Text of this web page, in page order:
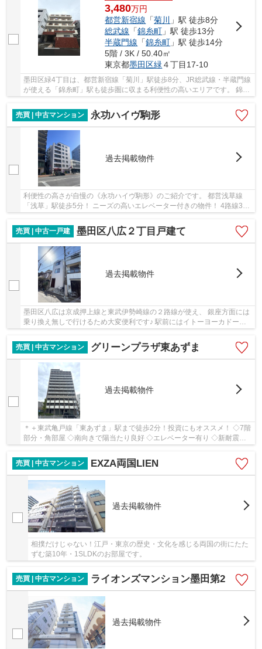
3,480万円
都営新宿線 「菊川
」駅 徒歩8分
総武線 「錦糸町 」駅 徒歩13分
半蔵門線 「錦糸町 」駅 徒歩14分
5階 / 3K / 50.40㎡
東京都墨田区緑 ４丁目17-10
墨田区緑4丁目は、都営新宿線「菊川」駅徒歩8分、JR総武線・半蔵門線
が使える「錦糸町」駅も徒歩圏に収まる利便性の高いエリアです。 錦糸
売買 | 中古マンション
永功ハイヴ駒形
過去掲載物件
利便性の高さが自慢の《永功ハイヴ駒形》のご紹介です。 都営浅草線
「浅草」駅徒歩5分！ ニーズの高いエレベーター付きの物件！ 4路線3駅
売買 | 中古一戸建
墨田区八広２丁目戸建て
過去掲載物件
墨田区八広は京成押上線と東武伊勢崎線の２路線が使え、 銀座方面には
乗り換え無しで行けるため大変便利です♪ 駅前にはイトーヨーカドーが
売買 | 中古マンション
グリーンプラザ東あずま
過去掲載物件
＊＋東武亀戸線「東あずま」駅まで徒歩2分！投資にもオススメ！ ◇7階
部分・角部屋 ◇南向きで陽当たり良好 ◇エレベーター有り ◇新耐震基
準 ◆近隣にコンビニ、スーパーあり ◆オートロッ...
売買 | 中古マンション
EXZA両国LIEN
過去掲載物件
相撲だけじゃない！江戸・東京の歴史・文化を感じる両国の街にたた
ずむ築10年・1SLDKのお部屋です。
売買 | 中古マンション ライオンズマンション墨田第2
過去掲載物件